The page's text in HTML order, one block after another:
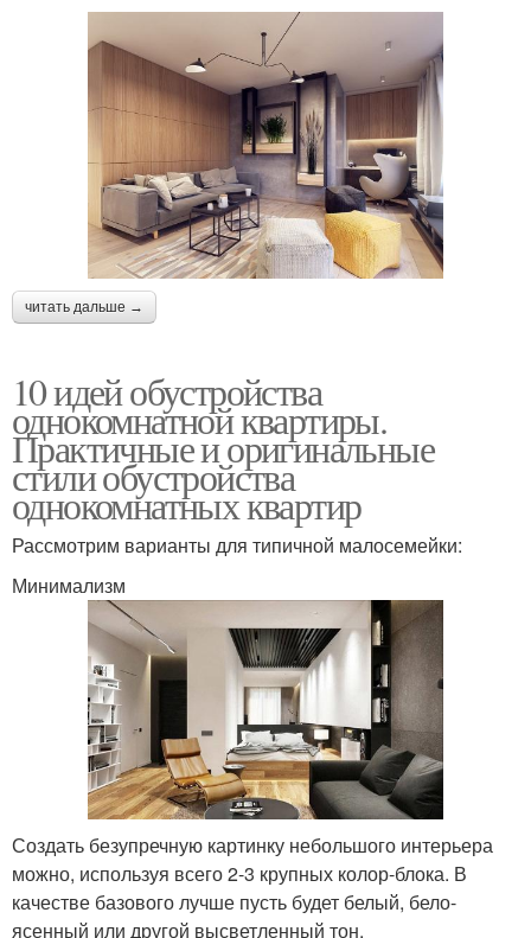
читать дальше →
10 идей обустройства
однокомнатной квартиры.
Практичные и оригинальные
стили обустройства
однокомнатных квартир
Рассмотрим варианты для типичной малосемейки:
Минимализм
Создать безупречную картинку небольшого интерьера
можно, используя всего 2-3 крупных колор-блока. В
качестве базового лучше пусть будет белый, бело-
ясенный или другой высветленный тон.